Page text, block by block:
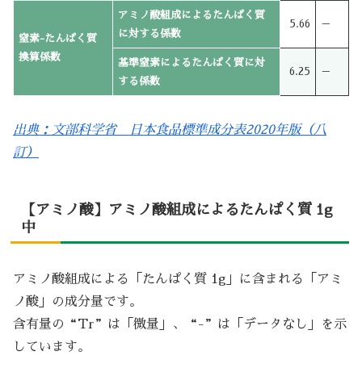
窒素-たんぱく質
換算係数
アミノ酸組成によるたんぱく質
に対する係数
5.66 －
基準窒素によるたんぱく質に対
する係数
6.25 －
出典：文部科学省 日本食品標準成分表2020年版（八
訂）
【アミノ酸】アミノ酸組成によるたんぱく質 1g
中
アミノ酸組成による「たんぱく質 1g」に含まれる「アミ
ノ酸」の成分量です。
含有量の“Tr”は「微量」、“-”は「データなし」を示
しています。